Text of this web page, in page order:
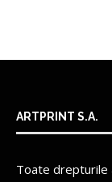
ARTPRINT S.A.
Toate drepturile